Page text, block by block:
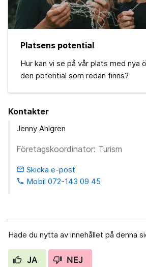
Platsens potential
Hur kan vi se på vår plats med nya
den potential som redan finns?
Kontakter
Jenny Ahlgren
Företagskoordinator: Turism
email Skicka e-post
phone Mobil 072-143 09 45
Hade du nytta av innehållet på denna
JA NEJ